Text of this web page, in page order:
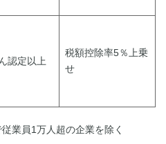
認定以上
税額控除率5％上乗
せ
業員1万人超の企業を除く